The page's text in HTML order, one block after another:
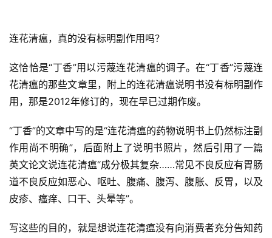
连花清瘟，真的没有标明副作用吗？
这恰恰是“丁香”用以污蔑连花清瘟的调子。在“丁香”污蔑连
花清瘟的那些文章里，附上的连花清瘟说明书没有标明副作
用，那是2012年修订的，现在早已过期作废。
“丁香”的文章中写的是“连花清瘟的药物说明书上仍然标注副
作用尚不明确”，后面附上了说明书照片，然后引用了一篇
英文论文说连花清瘟“成分极其复杂……常见不良反应有胃肠
道不良反应如恶心、呕吐、腹痛、腹泻、腹胀、反胃，以及
皮疹、瘙痒、口干、头晕等”。
写这些的目的，就是想说连花清瘟没有向消费者充分告知药